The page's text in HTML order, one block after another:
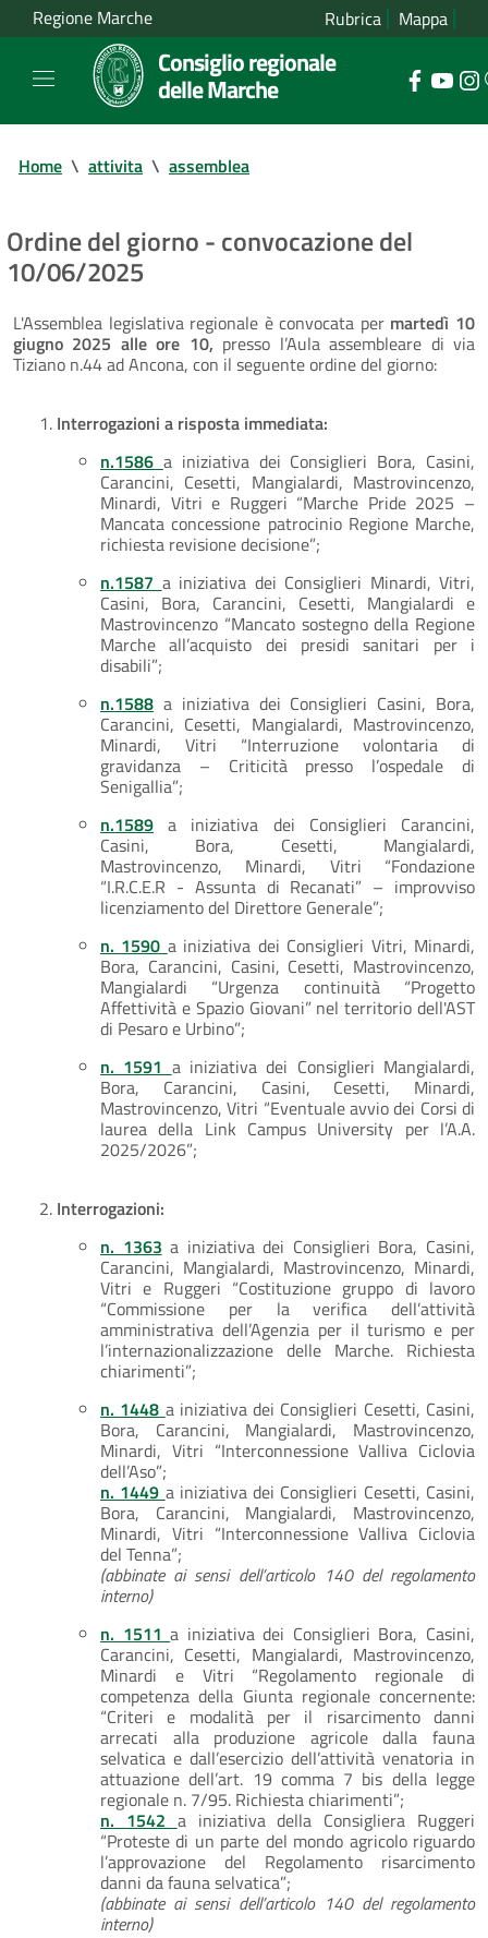
Regione Marche Rubrica Mappa
Consiglio regionale
delle Marche
Home \ attivita \ assemblea
Ordine del giorno - convocazione del
10/06/2025
L'Assemblea legislativa regionale è convocata permartedì 10
giugno 2025 alle ore 10, presso l’Aula assembleare di via
Tiziano n.44 ad Ancona, con il seguente ordine del giorno:
Interrogazioni a risposta immediata:
n.1586 a iniziativa dei Consiglieri Bora, Casini,
Carancini, Cesetti, Mangialardi, Mastrovincenzo,
Minardi, Vitri e Ruggeri “Marche Pride 2025 –
Mancata concessione patrocinio Regione Marche,
richiesta revisione decisione”;
n.1587 a iniziativa dei Consiglieri Minardi, Vitri,
Casini, Bora, Carancini, Cesetti, Mangialardi e
Mastrovincenzo “Mancato sostegno della Regione
Marche all’acquisto dei presidi sanitari per i
disabili”;
n.1588 a iniziativa dei Consiglieri Casini, Bora,
Carancini, Cesetti, Mangialardi, Mastrovincenzo,
Minardi, Vitri “Interruzione volontaria di
gravidanza – Criticità presso l’ospedale di
Senigallia”;
n.1589 a iniziativa dei Consiglieri Carancini,
Casini, Bora, Cesetti, Mangialardi,
Mastrovincenzo, Minardi, Vitri “Fondazione
“I.R.C.E.R - Assunta di Recanati” – improvviso
licenziamento del Direttore Generale”;
n. 1590 a iniziativa dei Consiglieri Vitri, Minardi,
Bora, Carancini, Casini, Cesetti, Mastrovincenzo,
Mangialardi “Urgenza continuità “Progetto
Affettività e Spazio Giovani” nel territorio dell'AST
di Pesaro e Urbino”;
n. 1591 a iniziativa dei Consiglieri Mangialardi,
Bora, Carancini, Casini, Cesetti, Minardi,
Mastrovincenzo, Vitri “Eventuale avvio dei Corsi di
laurea della Link Campus University per l’A.A.
2025/2026”;
Interrogazioni:
n. 1363 a iniziativa dei Consiglieri Bora, Casini,
Carancini, Mangialardi, Mastrovincenzo, Minardi,
Vitri e Ruggeri “Costituzione gruppo di lavoro
“Commissione per la verifica dell’attività
amministrativa dell’Agenzia per il turismo e per
l’internazionalizzazione delle Marche. Richiesta
chiarimenti”;
n. 1448 a iniziativa dei Consiglieri Cesetti, Casini,
Bora, Carancini, Mangialardi, Mastrovincenzo,
Minardi, Vitri “Interconnessione Valliva Ciclovia
dell’Aso”;
n. 1449 a iniziativa dei Consiglieri Cesetti, Casini,
Bora, Carancini, Mangialardi, Mastrovincenzo,
Minardi, Vitri “Interconnessione Valliva Ciclovia
del Tenna”;
(abbinate ai sensi dell’articolo 140 del regolamento
interno)
n. 1511a iniziativa dei Consiglieri Bora, Casini,
Carancini, Cesetti, Mangialardi, Mastrovincenzo,
Minardi e Vitri “Regolamento regionale di
competenza della Giunta regionale concernente:
“Criteri e modalità per il risarcimento danni
arrecati alla produzione agricole dalla fauna
selvatica e dall’esercizio dell’attività venatoria in
attuazione dell’art. 19 comma 7 bis della legge
regionale n. 7/95. Richiesta chiarimenti”;
n. 1542 a iniziativa della Consigliera Ruggeri
“Proteste di un parte del mondo agricolo riguardo
l’approvazione del Regolamento risarcimento
danni da fauna selvatica”;
(abbinate ai sensi dell’articolo 140 del regolamento
interno)